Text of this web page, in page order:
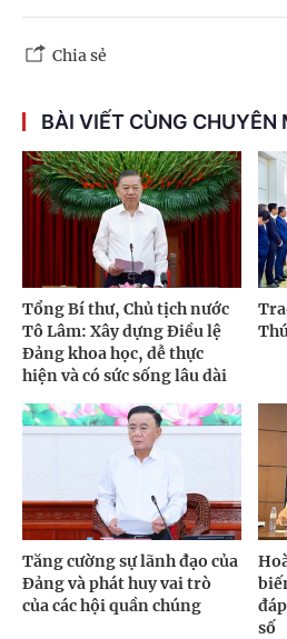
Chia sẻ
BÀI VIẾT CÙNG CHUYÊN
Tổng Bí thư, Chủ tịch nước
Tô Lâm: Xây dựng Điều lệ
Đảng khoa học, dễ thực
hiện và có sức sống lâu dài
Tăng cường sự lãnh đạo của
Đảng và phát huy vai trò
của các hội quần chúng
số